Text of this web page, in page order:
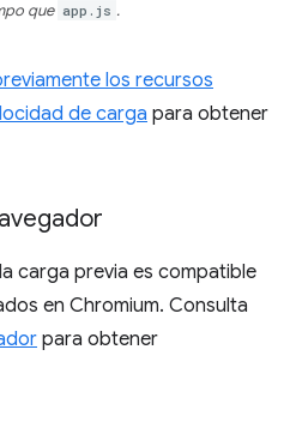
que app.js .
los recursos
de carga para obtener
carga previa es compatible
en Chromium. Consulta
para obtener